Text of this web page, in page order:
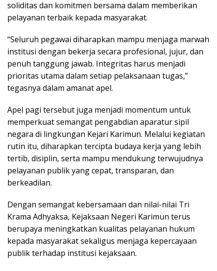
soliditas dan komitmen bersama dalam memberikan
pelayanan terbaik kepada masyarakat.
“Seluruh pegawai diharapkan mampu menjaga marwah
institusi dengan bekerja secara profesional, jujur, dan
penuh tanggung jawab. Integritas harus menjadi
prioritas utama dalam setiap pelaksanaan tugas,”
tegasnya dalam amanat apel.
Apel pagi tersebut juga menjadi momentum untuk
memperkuat semangat pengabdian aparatur sipil
negara di lingkungan Kejari Karimun. Melalui kegiatan
rutin itu, diharapkan tercipta budaya kerja yang lebih
tertib, disiplin, serta mampu mendukung terwujudnya
pelayanan publik yang cepat, transparan, dan
berkeadilan.
Dengan semangat kebersamaan dan nilai-nilai Tri
Krama Adhyaksa, Kejaksaan Negeri Karimun terus
berupaya meningkatkan kualitas pelayanan hukum
kepada masyarakat sekaligus menjaga kepercayaan
publik terhadap institusi kejaksaan.